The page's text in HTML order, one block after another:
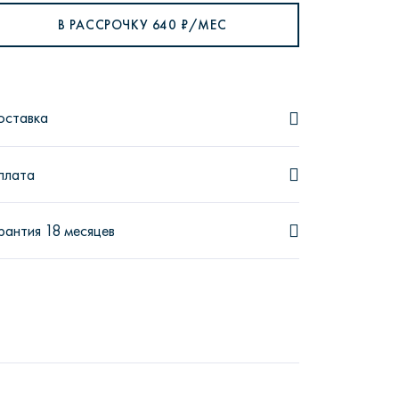
В РАССРОЧКУ 640 ₽/МЕС
18 месяцев